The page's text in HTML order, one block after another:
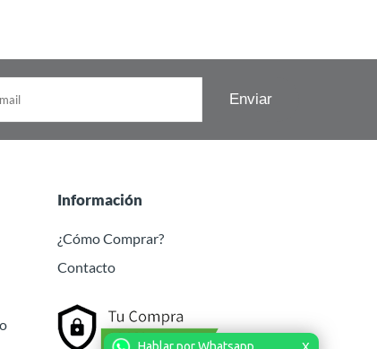
Hablar por Whatsapp
Información
¿Cómo Comprar?
Contacto